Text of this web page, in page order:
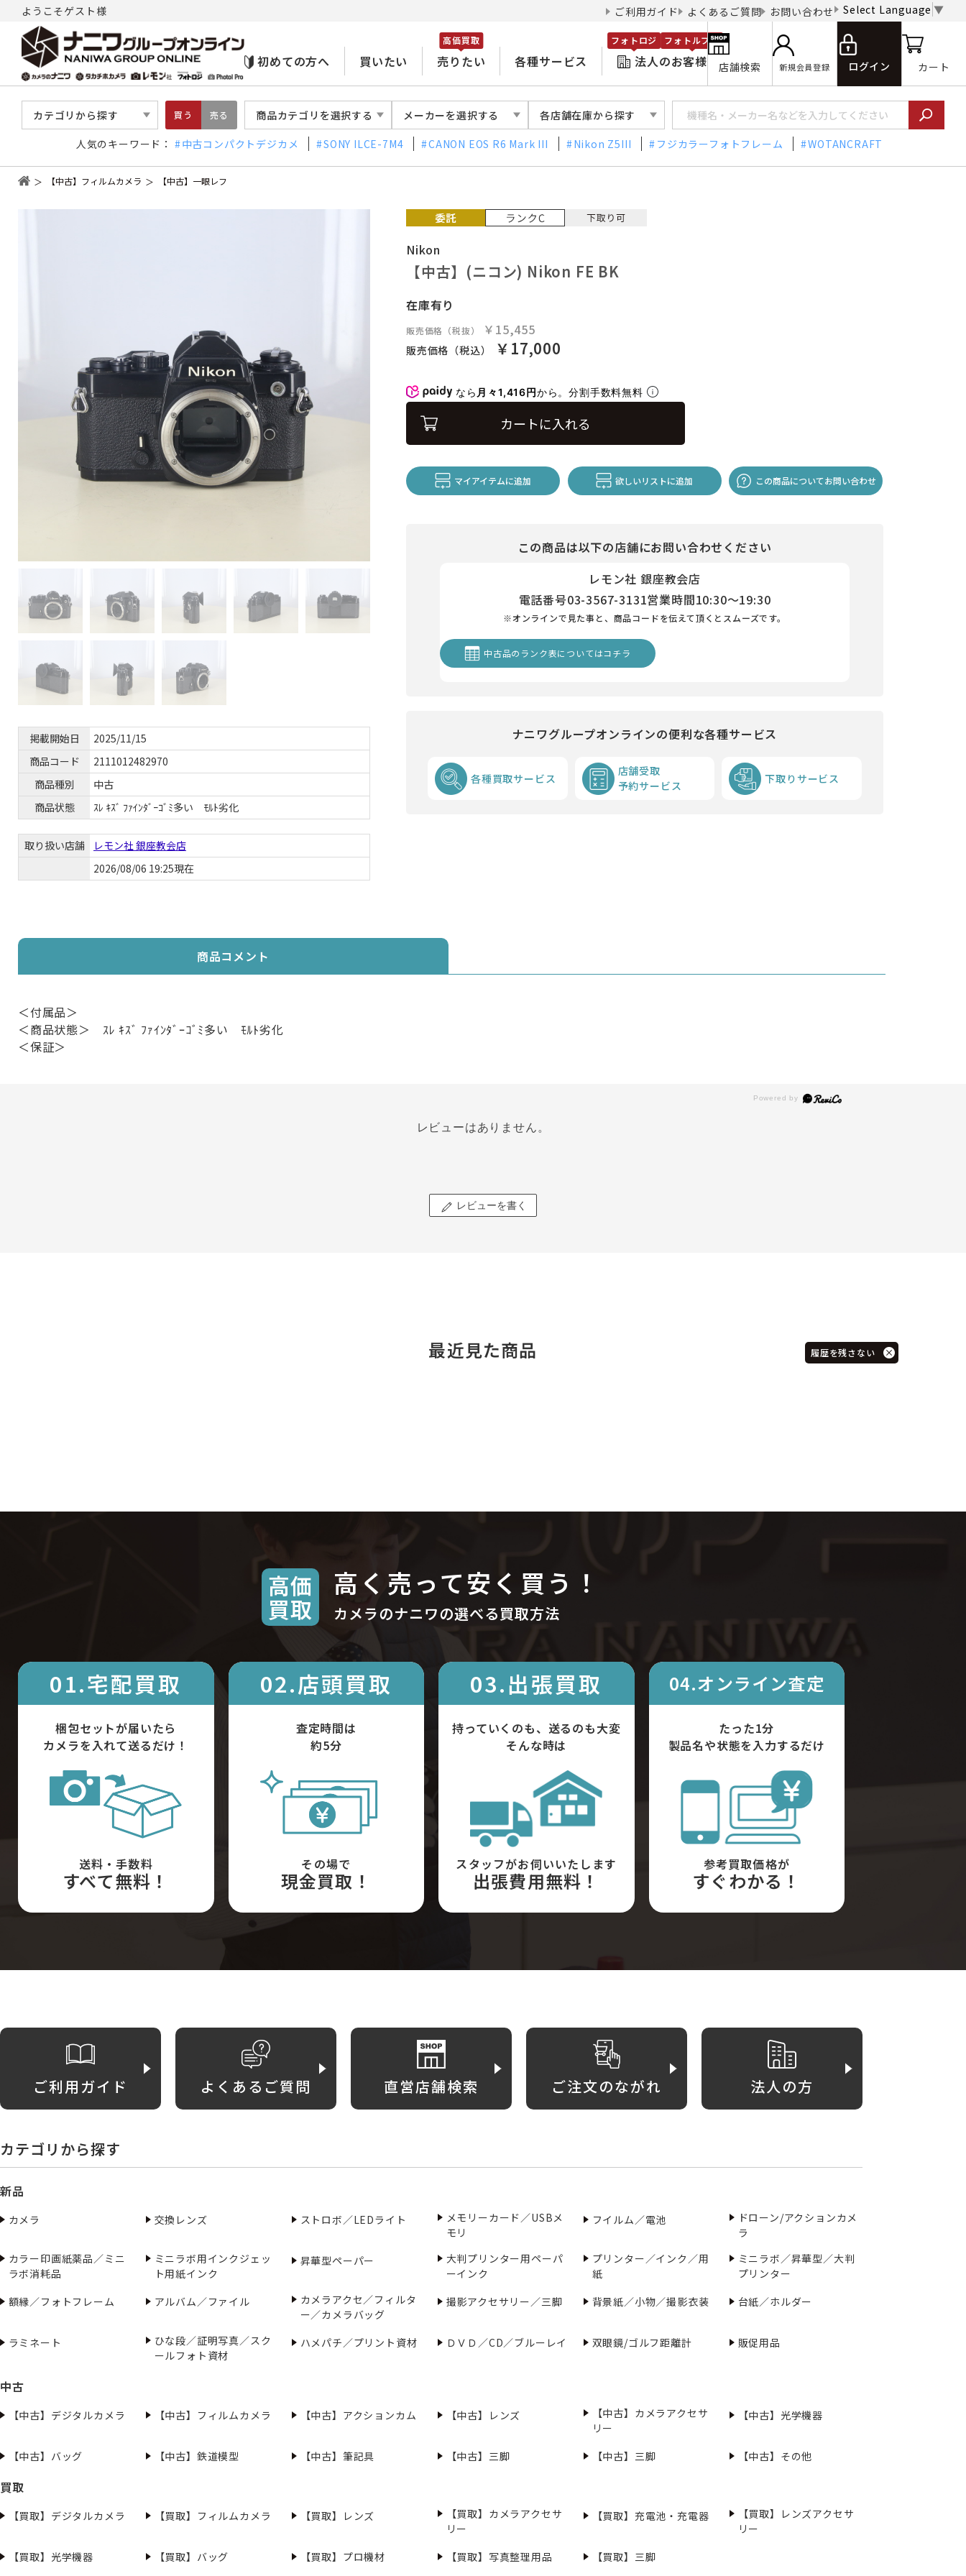
ようこそゲスト様 ご利用ガイド よくあるご質問 お問い合わせ Select Language ▼
初めての方へ 買いたい 売りたい
高価買取
各種サービス 法人のお客様
フォトロジ フォトルプロ
店舗検索 新規会員登録 ログイン カート
カテゴリから探す 買う 売る 商品カテゴリを選択する メーカーを選択する 各店舗在庫から探す
人気のキーワード： 中古コンパクトデジカメ SONY ILCE-7M4 CANON EOS R6 Mark III Nikon Z5III フジカラーフォトフレーム WOTANCRAFT
【中古】フィルムカメラ 【中古】一眼レフ
掲載開始日
2025/11/15
商品コード
2111012482970
商品種別
中古
商品状態
ｽﾚ ｷｽﾞ ﾌｧｲﾝﾀﾞｰｺﾞﾐ多い ﾓﾙﾄ劣化
取り扱い店舗
レモン社 銀座教会店
2026/08/06 19:25現在
Nikon
【中古】(ニコン) Nikon FE BK
在庫有り
販売価格（税抜） ￥15,455
販売価格（税込） ￥17,000
なら 月々1,416円から。分割手数料無料
カートに入れる
マイアイテムに追加 欲しいリストに追加 この商品についてお問い合わせ
この商品は以下の店舗にお問い合わせください
レモン社 銀座教会店
電話番号03-3567-3131営業時間10:30～19:30
※オンラインで見た事と、商品コードを伝えて頂くとスムーズです。
中古品のランク表についてはコチラ
ナニワグループオンラインの便利な各種サービス
各種買取サービス
店舗受取
予約サービス
下取りサービス
商品コメント
＜付属品＞
＜商品状態＞ ｽﾚ ｷｽﾞ ﾌｧｲﾝﾀﾞｰｺﾞﾐ多い ﾓﾙﾄ劣化
＜保証＞
レビューはありません。
レビューを書く
最近見た商品 履歴を残さない
高価
買取
高く売って安く買う！
カメラのナニワの選べる買取方法
01.宅配買取
梱包セットが届いたら
カメラを入れて送るだけ！
送料・手数料
すべて無料！
02.店頭買取
査定時間は
約5分
その場で
現金買取！
03.出張買取
持っていくのも、送るのも大変
そんな時は
スタッフがお伺いいたします
出張費用無料！
04.オンライン査定
たった1分
製品名や状態を入力するだけ
参考買取価格が
すぐわかる！
ご利用ガイド よくあるご質問 直営店舗検索 ご注文のながれ 法人の方
カテゴリから探す
新品
カメラ 交換レンズ ストロボ／LEDライト
メモリーカード／USBメ
モリ
フイルム／電池
ドローン/アクションカメ
ラ
カラー印画紙薬品／ミニ
ラボ消耗品
ミニラボ用インクジェッ
ト用紙インク
昇華型ペーパー
大判プリンター用ペーパ
ーインク
プリンター／インク／用
紙
ミニラボ／昇華型／大判
プリンター
額縁／フォトフレーム
アルバム／ファイル
カメラアクセ／フィルタ
ー／カメラバッグ
撮影アクセサリー／三脚 背景紙／小物／撮影衣装 台紙／ホルダー
ラミネート
ひな段／証明写真／スク
ールフォト資材
ハメパチ／プリント資材 ＤＶＤ／CD／ブルーレイ 双眼鏡/ゴルフ距離計 販促用品
中古
【中古】デジタルカメラ 【中古】フィルムカメラ 【中古】アクションカム 【中古】レンズ
【中古】カメラアクセサ
リー
【中古】光学機器
【中古】バッグ 【中古】鉄道模型 【中古】筆記具 【中古】三脚 【中古】三脚 【中古】その他
買取
【買取】デジタルカメラ 【買取】フィルムカメラ 【買取】レンズ
【買取】カメラアクセサ
リー
【買取】充電池・充電器
【買取】レンズアクセサ
リー
【買取】光学機器
【買取】バッグ 【買取】プロ機材 【買取】写真整理用品 【買取】三脚